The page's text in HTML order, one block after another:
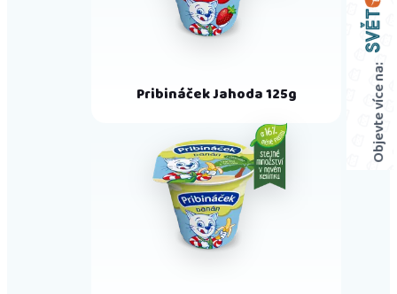
Objevte více na:
Pribináček Jahoda 125g